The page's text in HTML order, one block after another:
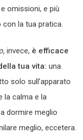
omissioni, e più
la tua pratica.
invece, è efficace
tua vita: una
solo sull’apparato
la calma e la
dormire meglio
meglio, eccetera.